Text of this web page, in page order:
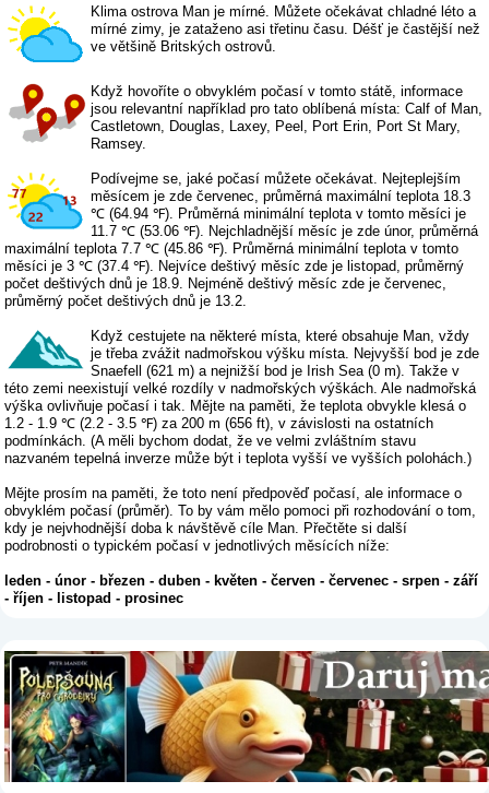
Klima ostrova Man je mírné. Můžete očekávat chladné léto a
mírné zimy, je zataženo asi třetinu času. Déšť je častější než
ve většině Britských ostrovů.
Když hovoříte o obvyklém počasí v tomto státě, informace
jsou relevantní například pro tato oblíbená místa: Calf of Man,
Castletown, Douglas, Laxey, Peel, Port Erin, Port St Mary,
Ramsey.
Podívejme se, jaké počasí můžete očekávat. Nejteplejším
měsícem je zde červenec, průměrná maximální teplota 18.3
℃ (64.94 ℉). Průměrná minimální teplota v tomto měsíci je
11.7 ℃ (53.06 ℉). Nejchladnější měsíc je zde únor, průměrná
maximální teplota 7.7 ℃ (45.86 ℉). Průměrná minimální teplota v tomto
měsíci je 3 ℃ (37.4 ℉). Nejvíce deštivý měsíc zde je listopad, průměrný
počet deštivých dnů je 18.9. Nejméně deštivý měsíc zde je červenec,
průměrný počet deštivých dnů je 13.2.
Když cestujete na některé místa, které obsahuje Man, vždy
je třeba zvážit nadmořskou výšku místa. Nejvyšší bod je zde
Snaefell (621 m) a nejnižší bod je Irish Sea (0 m). Takže v
této zemi neexistují velké rozdíly v nadmořských výškách. Ale nadmořská
výška ovlivňuje počasí i tak. Mějte na paměti, že teplota obvykle klesá o
1.2 - 1.9 ℃ (2.2 - 3.5 ℉) za 200 m (656 ft), v závislosti na ostatních
podmínkách. (A měli bychom dodat, že ve velmi zvláštním stavu
nazvaném tepelná inverze může být i teplota vyšší ve vyšších polohách.)
Mějte prosím na paměti, že toto není předpověď počasí, ale informace o
obvyklém počasí (průměr). To by vám mělo pomoci při rozhodování o tom,
kdy je nejvhodnější doba k návštěvě cíle Man. Přečtěte si další
podrobnosti o typickém počasí v jednotlivých měsících níže:
leden -únor -březen -duben -květen -červen -červenec -srpen -září
-říjen -listopad -prosinec